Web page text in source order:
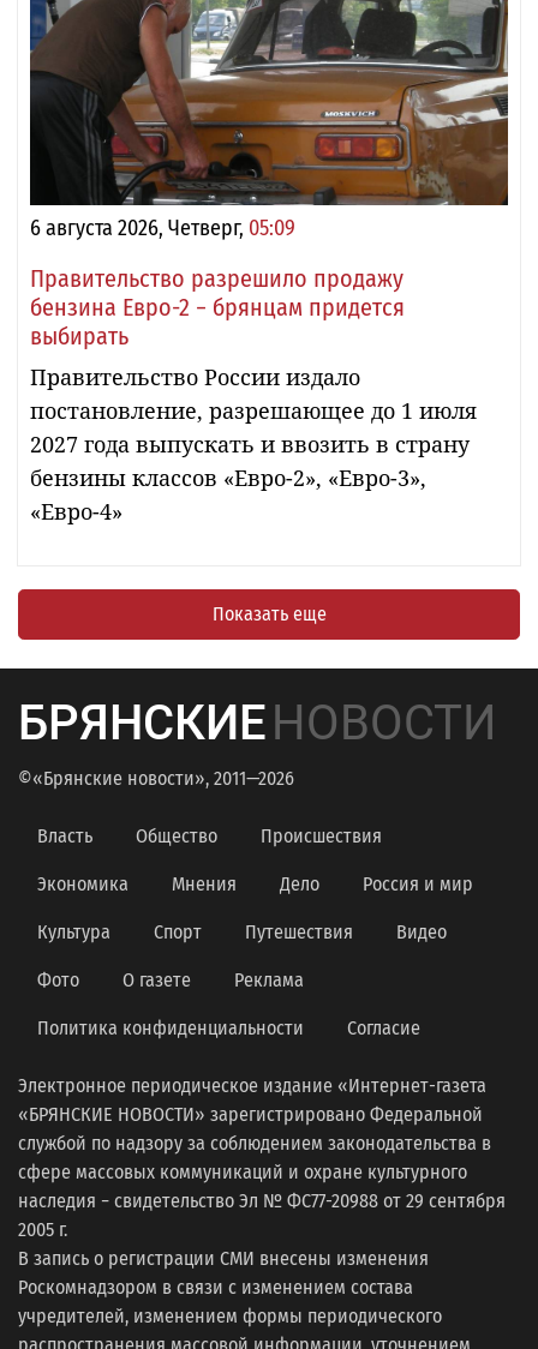
6 августа 2026, Четверг, 05:09
Правительство разрешило продажу
бензина Евро-2 − брянцам придется
выбирать
Правительство России издало
постановление, разрешающее до 1 июля
2027 года выпускать и ввозить в страну
бензины классов «Евро-2», «Евро-3»,
«Евро-4»
Показать еще
БРЯНСКИЕНОВОСТИ
©«Брянские новости», 2011—2026
Власть Общество Происшествия
Экономика Мнения Дело Россия и мир
Культура Спорт Путешествия Видео
Фото О газете Реклама
Политика конфиденциальности Согласие
Электронное периодическое издание «Интернет-газета
«БРЯНСКИЕ НОВОСТИ» зарегистрировано Федеральной
службой по надзору за соблюдением законодательства в
сфере массовых коммуникаций и охране культурного
наследия − свидетельство Эл № ФС77-20988 от 29 сентября
2005 г.
В запись о регистрации СМИ внесены изменения
Роскомнадзором в связи с изменением состава
учредителей, изменением формы периодического